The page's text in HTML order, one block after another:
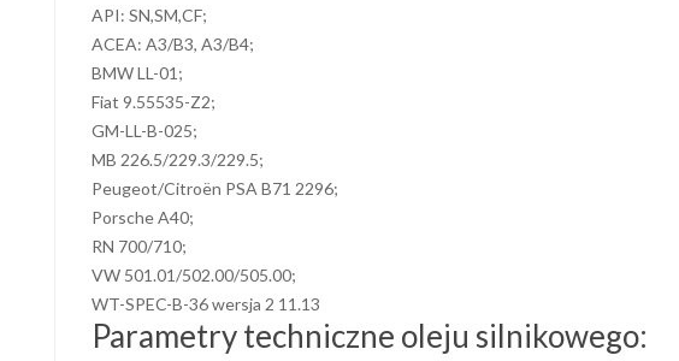
API: SN,SM,CF;
ACEA: A3/B3, A3/B4;
BMW LL-01;
Fiat 9.55535-Z2;
GM-LL-B-025;
MB 226.5/229.3/229.5;
Peugeot/Citroën PSA B71 2296;
Porsche A40;
RN 700/710;
VW 501.01/502.00/505.00;
WT-SPEC-B-36 wersja 2 11.13
Parametry techniczne oleju silnikowego: